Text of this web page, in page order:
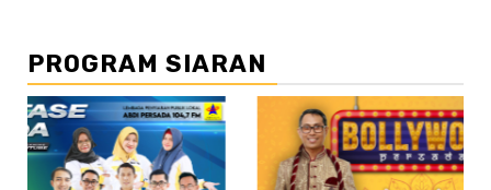
PROGRAM SIARAN